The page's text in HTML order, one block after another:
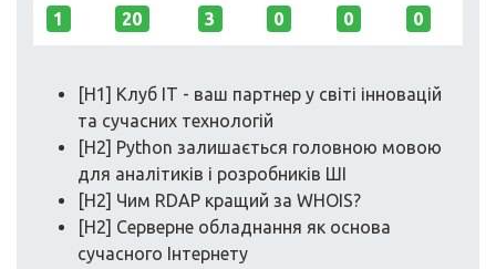
1 20 3 0 0 0
[H1] Клуб IT - ваш партнер у світі інновацій
та сучасних технологій
[H2] Python залишається головною мовою
для аналітиків і розробників ШІ
[H2] Чим RDAP кращий за WHOIS?
[H2] Серверне обладнання як основа
сучасного Інтернету